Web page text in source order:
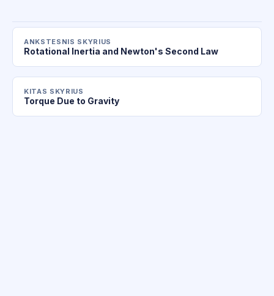
ANKSTESNIS SKYRIUS
Rotational Inertia and Newton's Second Law
KITAS SKYRIUS
Torque Due to Gravity